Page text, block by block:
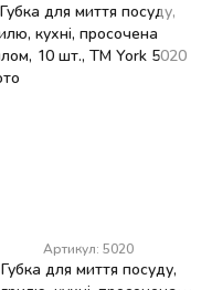
Артикул: 5020
Губка для миття посуду,